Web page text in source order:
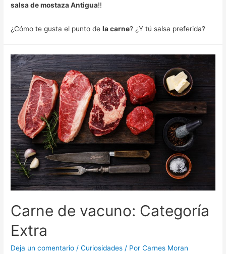
salsa de mostaza Antigua!!
¿Cómo te gusta el punto dela carne? ¿Y tú salsa preferida?
Carne de vacuno: Categoría
Extra
Deja un comentario /Curiosidades / PorCarnes Moran